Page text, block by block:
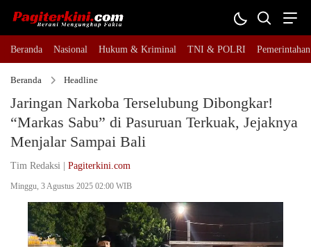
Beranda Nasional Hukum & Kriminal TNI & POLRI Pemerintahan
Beranda Headline
Jaringan Narkoba Terselubung Dibongkar!
“Markas Sabu” di Pasuruan Terkuak, Jejaknya
Menjalar Sampai Bali
Tim Redaksi | Pagiterkini.com
Minggu, 3 Agustus 2025 02:00 WIB